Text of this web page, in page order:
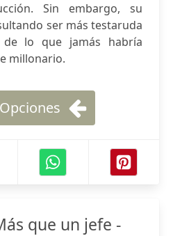
Sin embargo, su
ser más testaruda
de lo que jamás habría
millonario.
que un jefe -